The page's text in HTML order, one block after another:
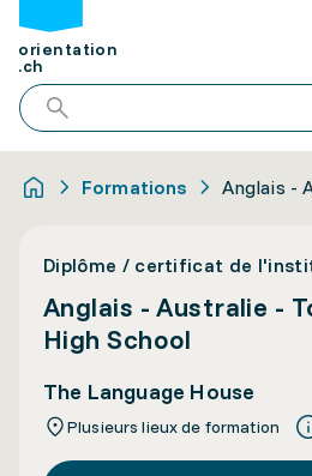
orientation
.ch
Formations Anglais -
Diplôme / certificat de
Anglais - Australie -
High School
The Language House
Plusieurs lieux de formation